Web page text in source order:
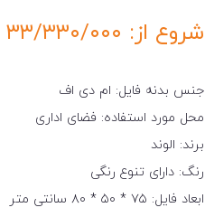
شروع از: ۳۳/۳۳۰/۰۰۰
جنس بدنه فایل: ام دی اف
محل مورد استفاده: فضای اداری
برند: الوند
رنگ: دارای تنوع رنگی
ابعاد فایل: ۷۵ * ۵۰ * ۸۰ سانتی متر